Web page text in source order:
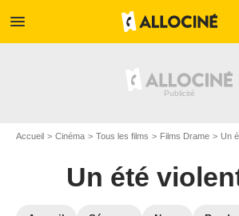
menu
Accueil Cinéma Tous les films Films Drame Un
Un été